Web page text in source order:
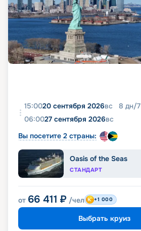
15:0020 сентября 2026вс 8 дн/7
06:0027 сентября 2026вс
Вы посетите 2 страны:
Oasis of the Seas
СТАНДАРТ
от 66 411 ₽ /чел +1 000
Выбрать круиз